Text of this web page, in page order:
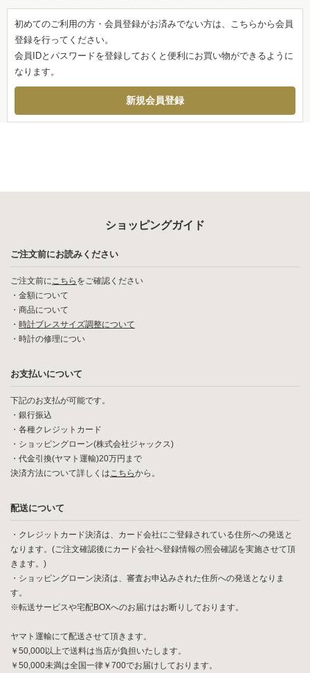
初めてのご利用の方・会員登録がお済みでない方は、こちらから会員
登録を行ってください。
会員IDとパスワードを登録しておくと便利にお買い物ができるように
なります。
ショッピングガイド
ご注文前にお読みください
ご注文前にこちら をご確認ください
・ 金額について
・ 商品について
・ 時計ブレスサイズ調整について
・ 時計の修理につい
お支払いについて
下記のお支払が可能です。
・銀行振込
・各種クレジットカード
・ショッピングローン(株式会社ジャックス)
・代金引換(ヤマト運輸)20万円まで
決済方法について詳しくはこちらから。
配送について
・クレジットカード決済は、カード会社にご登録されている住所への発送と
なります。(ご注文確認後にカード会社へ登録情報の照会確認を実施させて頂
きます。)
・ショッピングローン決済は、審査お申込みされた住所への発送となりま
す。
※転送サービスや宅配BOXへのお届けはお断りしております。
ヤマト運輸にて配送させて頂きます。
￥50,000以上で送料は当店が負担いたします。
￥50,000未満は全国一律￥700でお届けしております。